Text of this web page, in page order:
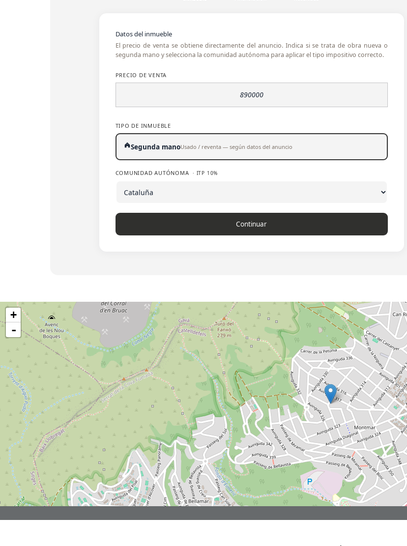
Datos del inmueble
El precio de venta se obtiene directamente del anuncio. Indica si se trata de obra nueva o
segunda mano y selecciona la comunidad autónoma para aplicar el tipo impositivo correcto.
PRECIO DE VENTA
TIPO DE INMUEBLE
Segunda manoUsado / reventa — según datos del anuncio
COMUNIDAD AUTÓNOMA · ITP 10%
Continuar
+
-